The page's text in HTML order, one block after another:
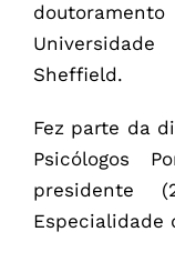
Sheffield.
Fez parte da
Psicólogos
presidente
Especialidade